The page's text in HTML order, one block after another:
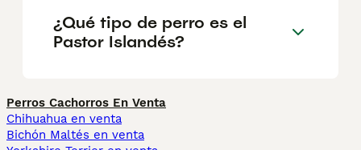
¿Qué tipo de perro es el
Pastor Islandés?
Perros Cachorros En Venta
Chihuahua en venta
Bichón Maltés en venta